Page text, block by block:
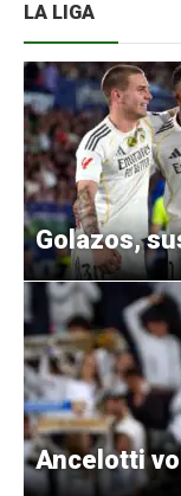
LA LIGA
Golazos,
Ancelotti